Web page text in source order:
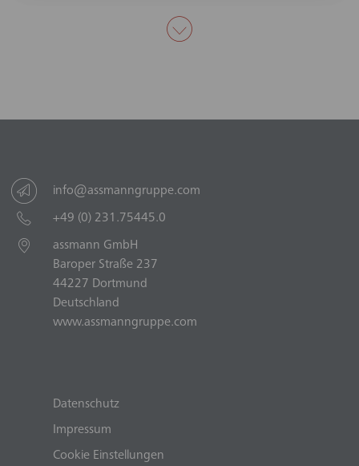
info@assmanngruppe.com
+49 (0) 231.75445.0
assmann GmbH
Baroper Straße 237
44227 Dortmund
Deutschland
www.assmanngruppe.com
Datenschutz
Impressum
Cookie Einstellungen